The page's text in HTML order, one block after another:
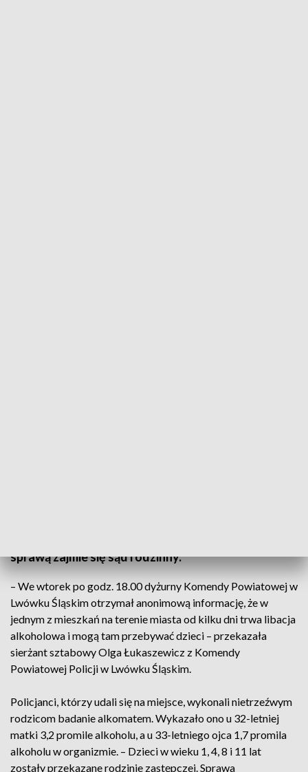
sprawą zajmie się sąd rodzinny.
– We wtorek po godz. 18.00 dyżurny Komendy Powiatowej w
Lwówku Śląskim otrzymał anonimową informację, że w
jednym z mieszkań na terenie miasta od kilku dni trwa libacja
alkoholowa i mogą tam przebywać dzieci – przekazała
sierżant sztabowy Olga Łukaszewicz z Komendy
Powiatowej Policji w Lwówku Śląskim.
Policjanci, którzy udali się na miejsce, wykonali nietrzeźwym
rodzicom badanie alkomatem. Wykazało ono u 32-letniej
matki 3,2 promile alkoholu, a u 33-letniego ojca 1,7 promila
alkoholu w organizmie. – Dzieci w wieku 1, 4, 8 i 11 lat
zostały przekazane rodzinie zastępczej. Sprawa